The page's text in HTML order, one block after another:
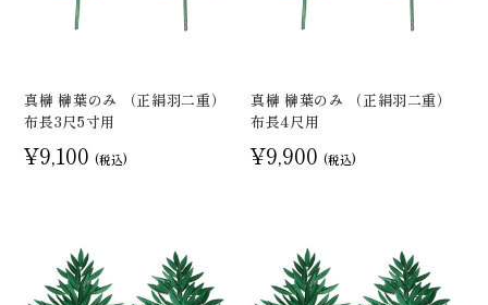
真榊 榊葉のみ （正絹羽二重）
布長3尺5寸用
¥9,100 (税込)
真榊 榊葉のみ （正絹羽二重）
布長4尺用
¥9,900 (税込)